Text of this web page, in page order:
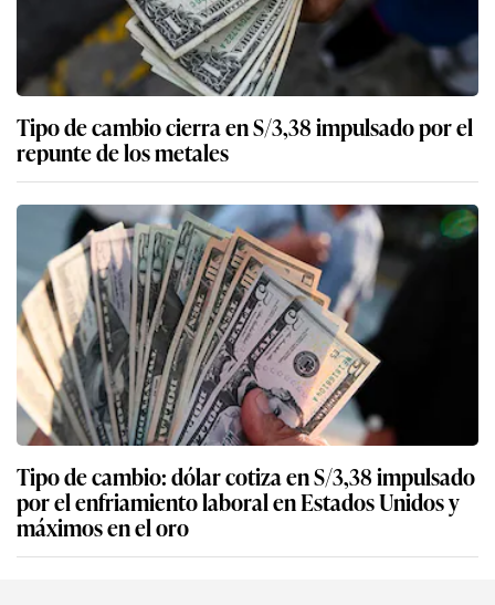
Tipo de cambio cierra en S/3,38 impulsado por el
repunte de los metales
Tipo de cambio: dólar cotiza en S/3,38 impulsado
por el enfriamiento laboral en Estados Unidos y
máximos en el oro